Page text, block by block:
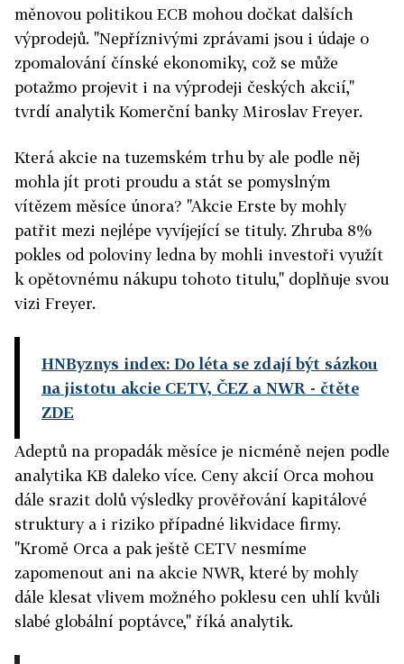
měnovou politikou ECB mohou dočkat dalších
výprodejů. "Nepříznivými zprávami jsou i údaje o
zpomalování čínské ekonomiky, což se může
potažmo projevit i na výprodeji českých akcií,"
tvrdí analytik Komerční banky Miroslav Freyer.
Která akcie na tuzemském trhu by ale podle něj
mohla jít proti proudu a stát se pomyslným
vítězem měsíce února? "Akcie Erste by mohly
patřit mezi nejlépe vyvíjející se tituly. Zhruba 8%
pokles od poloviny ledna by mohli investoři využít
k opětovnému nákupu tohoto titulu," doplňuje svou
vizi Freyer.
HNByznys index: Do léta se zdají být sázkou
na jistotu akcie CETV, ČEZ a NWR - čtěte
ZDE
Adeptů na propadák měsíce je nicméně nejen podle
analytika KB daleko více. Ceny akcií Orca mohou
dále srazit dolů výsledky prověřování kapitálové
struktury a i riziko případné likvidace firmy.
"Kromě Orca a pak ještě CETV nesmíme
zapomenout ani na akcie NWR, které by mohly
dále klesat vlivem možného poklesu cen uhlí kvůli
slabé globální poptávce," říká analytik.